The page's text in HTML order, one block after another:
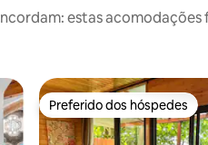
estas
Preferido dos hóspedes
Preferido dos hóspedes